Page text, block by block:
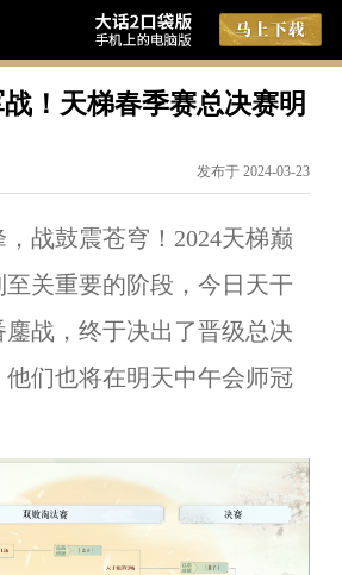
！天梯春季赛总决赛明
发布于 2024-03-23
鼓震苍穹！2024天梯巅
关重要的阶段，今日天干
战，终于决出了晋级总决
们也将在明天中午会师冠